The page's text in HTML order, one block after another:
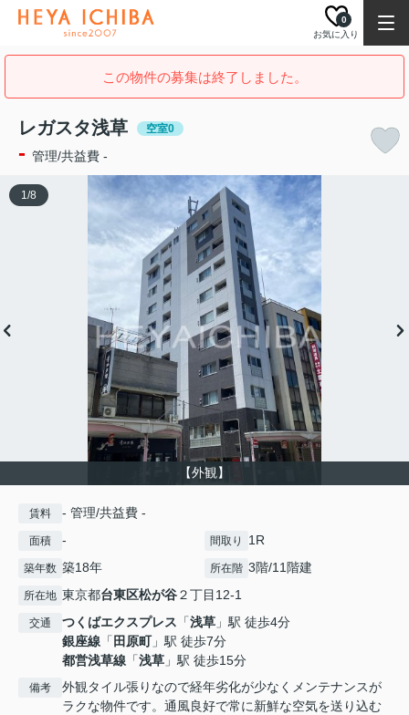
お気に入り
0
この物件の募集は終了しました。
レガスタ浅草 空室0
- 管理/共益費 -
【外観】
1/8
賃料 - 管理/共益費 -
面積 - 間取り 1R
築年数 築18年 所在階 3階/11階建
所在地 東京都台東区松が谷２丁目12-1
交通 つくばエクスプレス 「浅草 」駅 徒歩4分
銀座線 「 田原町」駅 徒歩7分
都営浅草線 「浅草 」駅 徒歩15分
備考
外観タイル張りなので経年劣化が少なくメンテナンスが
ラクな物件です。通風良好で常に新鮮な空気を送り込む